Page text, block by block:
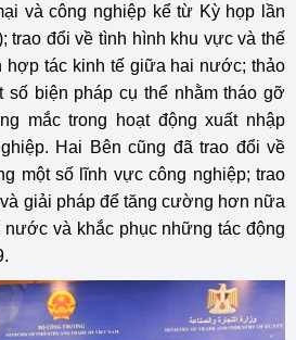
và công nghiệp kể từ Kỳ họp lần
trao đổi về tình hình khu vực và thế
tác kinh tế giữa hai nước; thảo
số biện pháp cụ thể nhằm tháo gỡ
mắc trong hoạt động xuất nhập
Hai Bên cũng đã trao đổi về
một số lĩnh vực công nghiệp; trao
giải pháp để tăng cường hơn nữa
và khắc phục những tác động